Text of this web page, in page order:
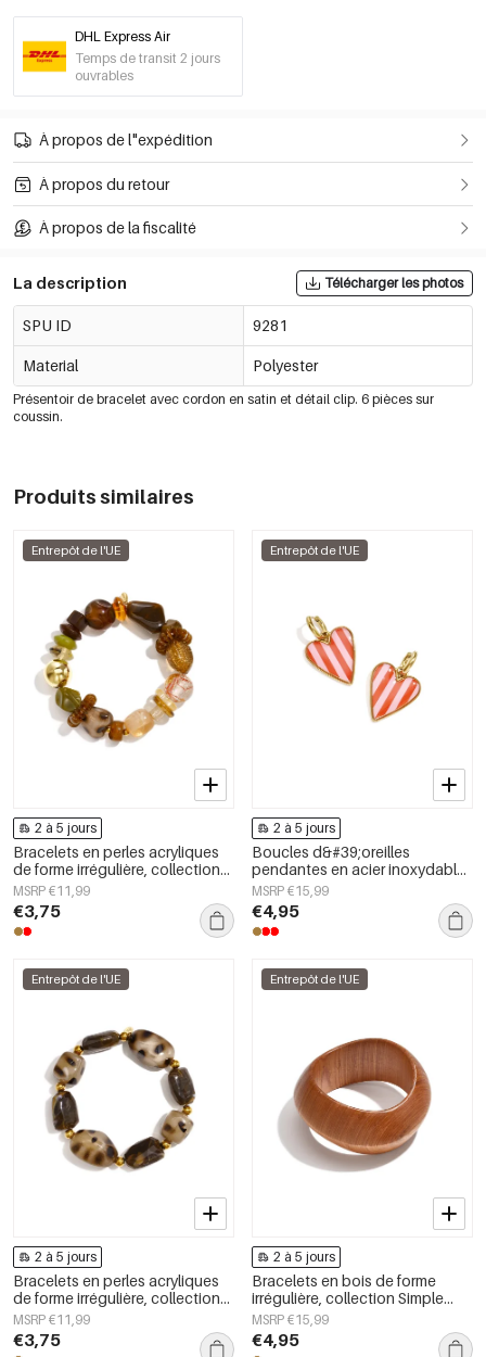
DHL Express Air
Temps de transit 2 jours
ouvrables
À propos de l"expédition
À propos du retour
À propos de la fiscalité
La description Télécharger les photos
SPU ID 9281
Material Polyester
Présentoir de bracelet avec cordon en satin et détail clip. 6 pièces sur
coussin.
Produits similaires
Entrepôt de l'UE
2 à 5 jours
Bracelets en perles acryliques
de forme irrégulière, collection
Simple Daily Simple, bijoux pour
femmes
MSRP €11,99
€3,75
Entrepôt de l'UE
2 à 5 jours
Boucles d&#39;oreilles
pendantes en acier inoxydable
en forme de cœur, collection
Daily Simple, bijoux pour
femmes
MSRP €15,99
€4,95
Entrepôt de l'UE
2 à 5 jours
Bracelets en perles acryliques
de forme irrégulière, collection
Simple Daily Simple, bijoux pour
femmes
MSRP €11,99
€3,75
Entrepôt de l'UE
2 à 5 jours
Bracelets en bois de forme
irrégulière, collection Simple
Daily Simple, bijoux pour
femmes
MSRP €15,99
€4,95